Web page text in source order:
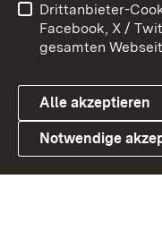
Link zum
Barrierefreiheit
Cookies
Drittanbieter-
Facebook, X /
gesamten
Alle akzeptieren
Notwendige